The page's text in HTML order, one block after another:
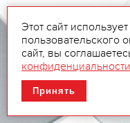
Этот сайт
пользовательского
сайт, вы
конфиденциальности
Принять